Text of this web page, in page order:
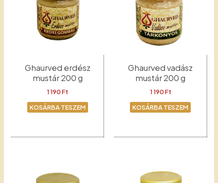
Ghaurved erdész
mustár 200 g
1 190Ft
KOSÁRBA TESZEM
Ghaurved vadász
mustár 200 g
1 190Ft
KOSÁRBA TESZEM